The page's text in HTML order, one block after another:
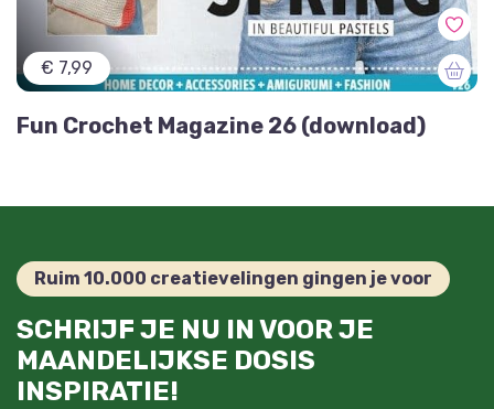
€ 7,99
Fun Crochet Magazine 26 (download)
Ruim 10.000 creatievelingen gingen je voor
SCHRIJF JE NU IN VOOR JE
MAANDELIJKSE DOSIS
INSPIRATIE!